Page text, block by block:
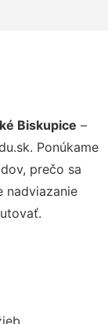
Biskupice –
Ponúkame
prečo sa
nadviazanie